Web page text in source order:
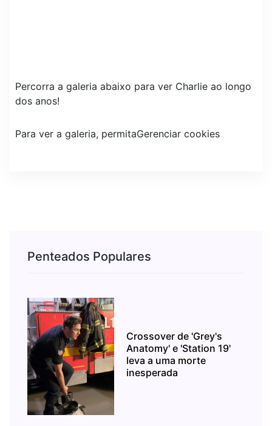
Percorra a galeria abaixo para ver Charlie ao longo
dos anos!
Para ver a galeria, permitaGerenciar cookies
Penteados Populares
Crossover de 'Grey's
Anatomy' e 'Station 19'
leva a uma morte
inesperada